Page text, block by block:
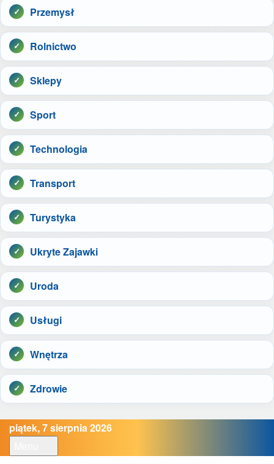
Przemysł
Rolnictwo
Sklepy
Sport
Technologia
Transport
Turystyka
Ukryte Zajawki
Uroda
Usługi
Wnętrza
Zdrowie
piątek, 7 sierpnia 2026